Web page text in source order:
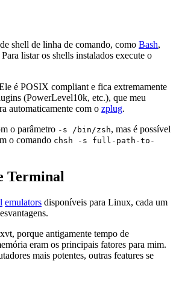
shell de linha de comando, como Bash,
Para listar os shells instalados execute o
é POSIX compliant e fica extremamente
(PowerLevel10k, etc.), que meu
automaticamente com o zplug.
o parâmetro -s /bin/zsh, mas é possível
o comando chsh -s full-path-to-
Terminal
emulators disponíveis para Linux, cada um
porque antigamente tempo de
eram os principais fatores para mim.
mais potentes, outras features se